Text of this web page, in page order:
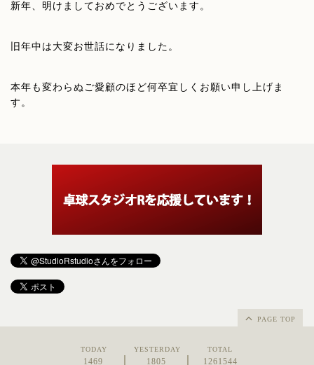
新年、明けましておめでとうございます。
旧年中は大変お世話になりました。
本年も変わらぬご愛顧のほど何卒宜しくお願い申し上げま
す。
PAGE TOP
TODAY
1469
YESTERDAY
1805
TOTAL
1261544